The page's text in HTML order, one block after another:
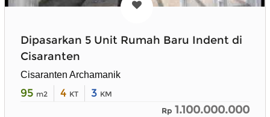
Dipasarkan 5 Unit Rumah Baru Indent di
Cisaranten
Cisaranten Archamanik
95 m2 4 KT 3 KM
Rp 1.100.000.000